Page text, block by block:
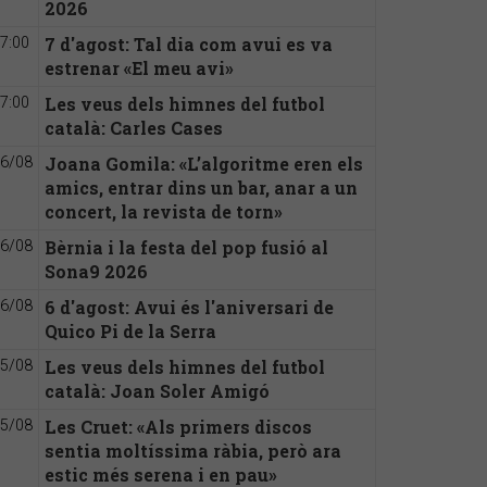
2026
7 d'agost: Tal dia com avui es va
estrenar «El meu avi»
Les veus dels himnes del futbol
català: Carles Cases
08
Joana Gomila: «L’algoritme eren els
amics, entrar dins un bar, anar a un
concert, la revista de torn»
08
Bèrnia i la festa del pop fusió al
Sona9 2026
08
6 d'agost: Avui és l'aniversari de
Quico Pi de la Serra
08
Les veus dels himnes del futbol
català: Joan Soler Amigó
08
Les Cruet: «Als primers discos
sentia moltíssima ràbia, però ara
estic més serena i en pau»